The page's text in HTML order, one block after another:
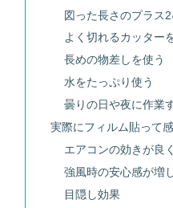
図った長さのプラス
よく切れるカッター
長めの物差しを使う
水をたっぷり使う
曇りの日や夜に作業
実際にフィルム貼って
エアコンの効きが良
強風時の安心感が増
目隠し効果